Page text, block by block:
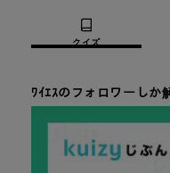
クイズ
ﾜｲｴｽのフォロワーしか